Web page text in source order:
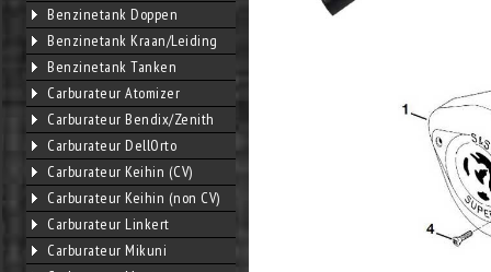
Benzinetank Doppen
Benzinetank Kraan/Leiding
Benzinetank Tanken
Carburateur Atomizer
Carburateur Bendix/Zenith
Carburateur DellOrto
Carburateur Keihin (CV)
Carburateur Keihin (non CV)
Carburateur Linkert
Carburateur Mikuni